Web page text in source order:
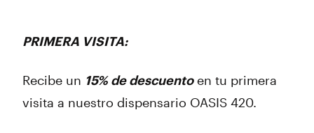
PRIMERA VISITA:
Recibe un 15% de descuentoen tu primera
visita a nuestro dispensario OASIS 420.